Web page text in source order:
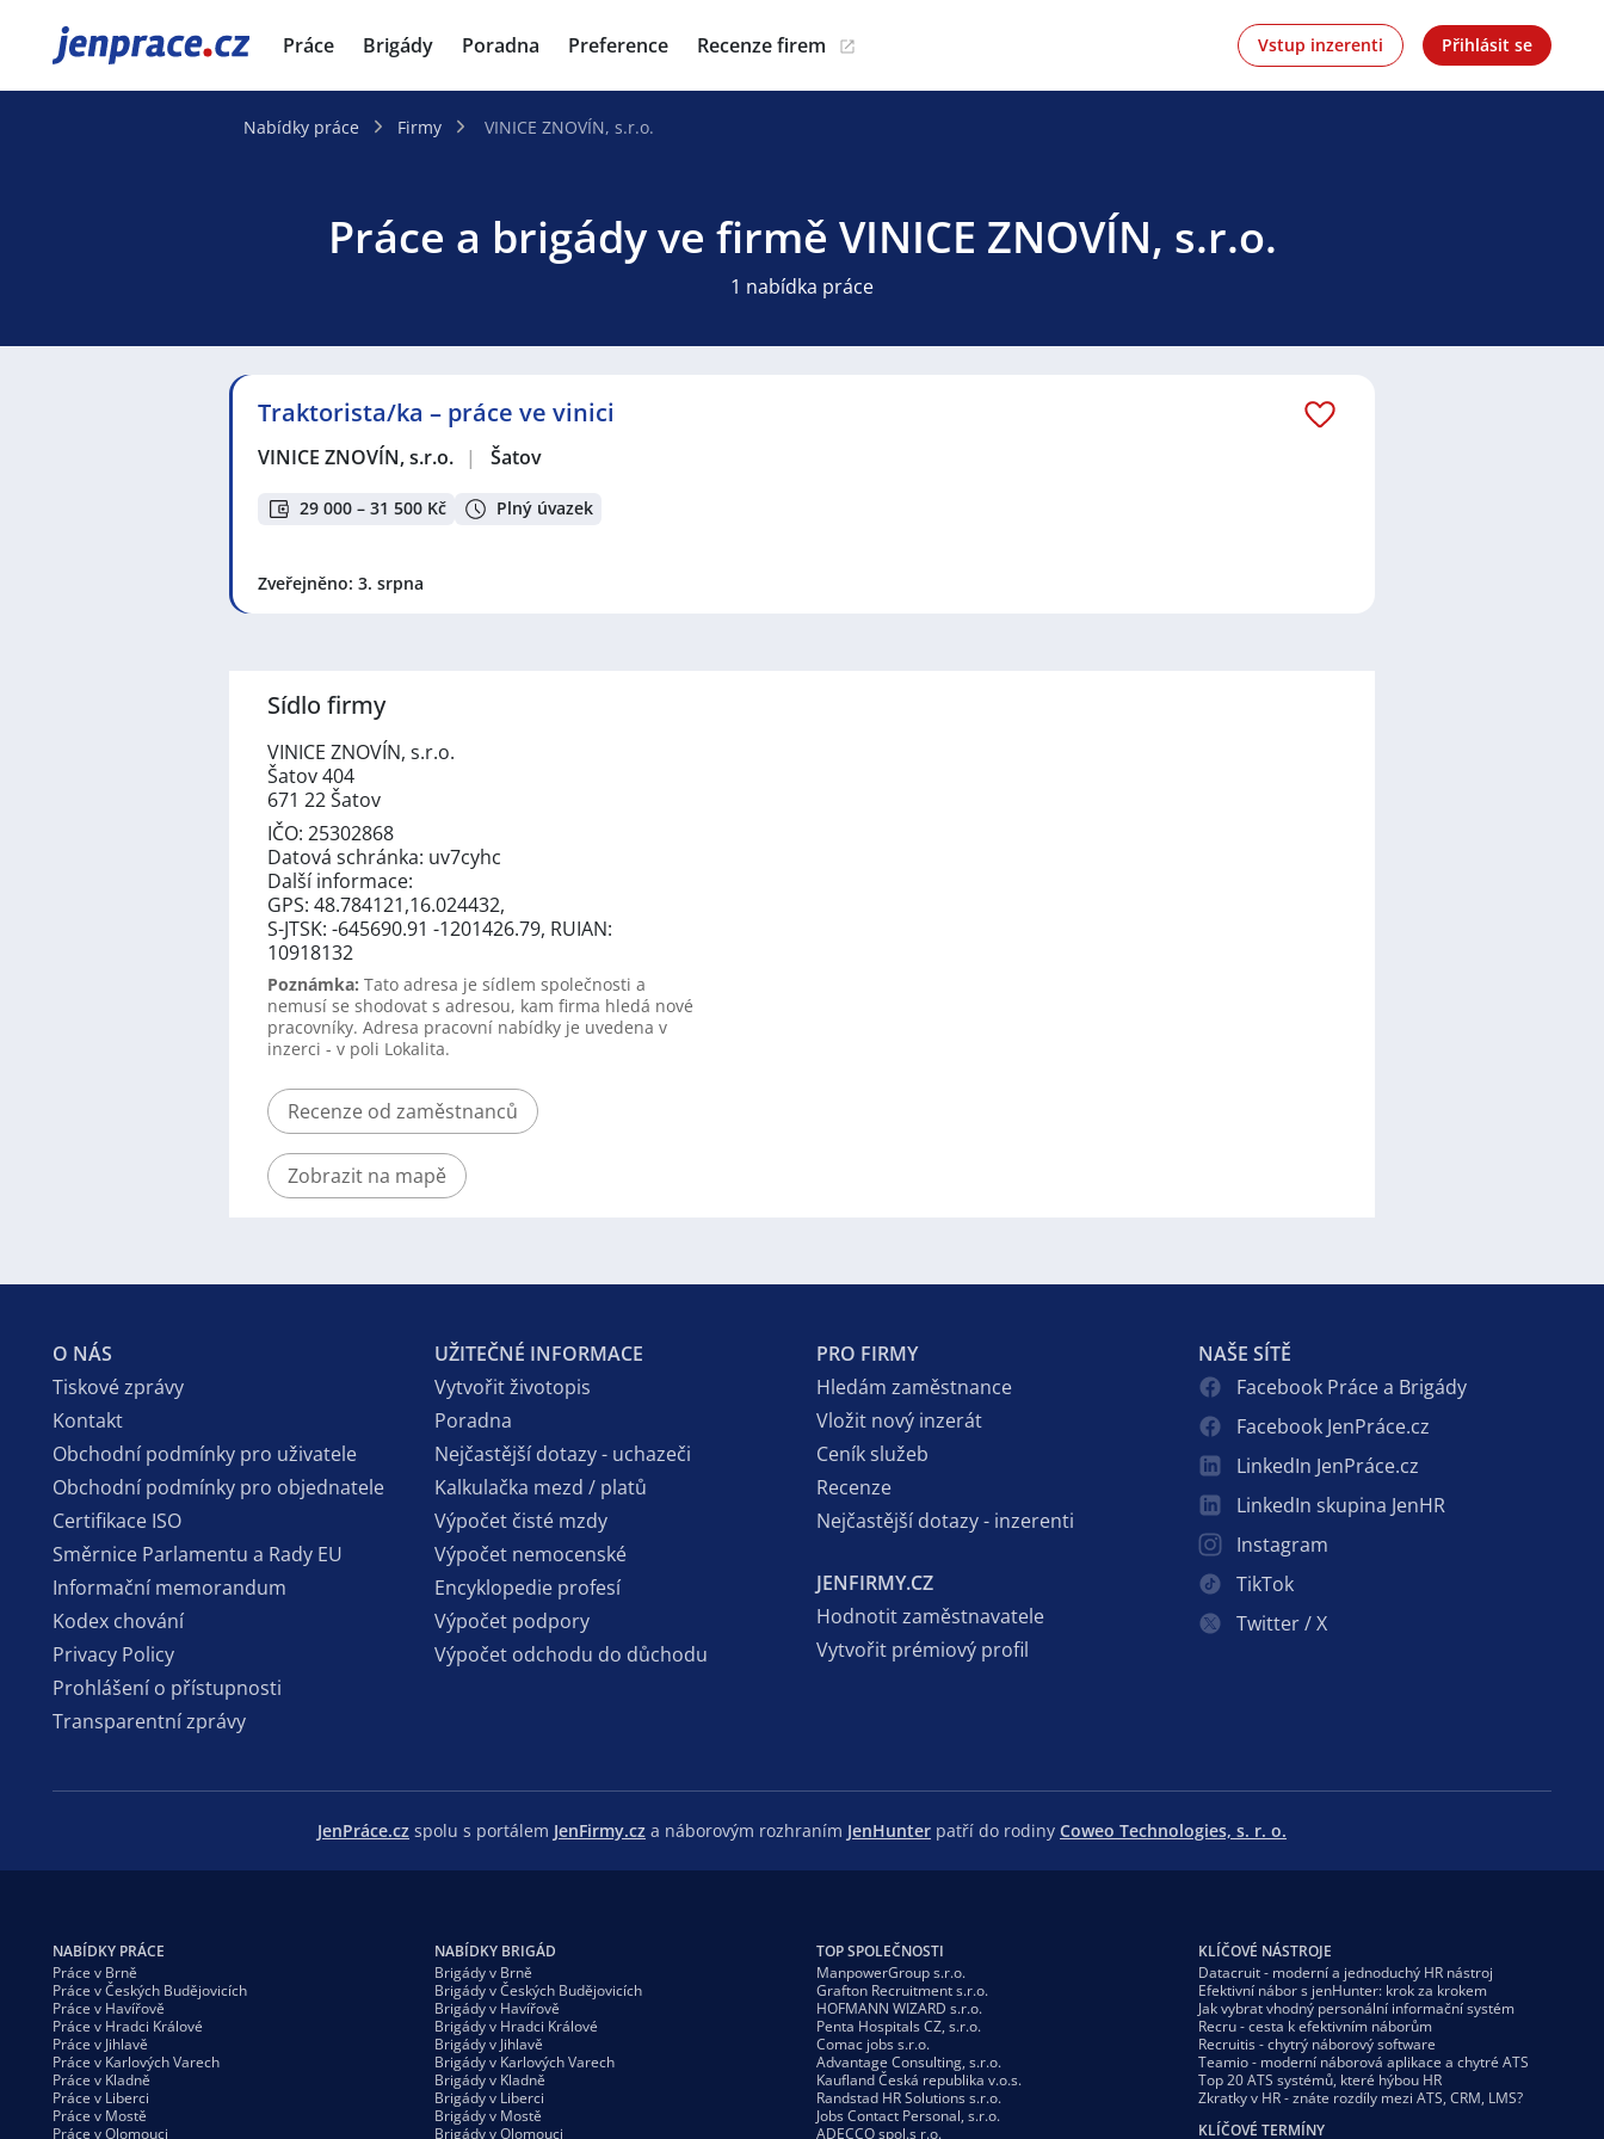
JenPráce.cz Práce Brigády Poradna Preference Recenze firem Vstup inzerenti Přihlásit se
Nabídky práce Firmy VINICE ZNOVÍN, s.r.o.
Práce a brigády ve firmě VINICE ZNOVÍN, s.r.o.
1 nabídka práce
Traktorista/ka – práce ve vinici
VINICE ZNOVÍN, s.r.o. | Šatov
29 000 – 31 500 Kč Plný úvazek
Zveřejněno: 3. srpna
Sídlo firmy
VINICE ZNOVÍN, s.r.o.
Šatov 404
671 22 Šatov
IČO: 25302868
Datová schránka: uv7cyhc
Další informace:
GPS: 48.784121,16.024432,
S-JTSK: -645690.91 -1201426.79, RUIAN:
10918132
Poznámka: Tato adresa je sídlem společnosti a
nemusí se shodovat s adresou, kam firma hledá nové
pracovníky. Adresa pracovní nabídky je uvedena v
inzerci - v poli Lokalita.
Recenze od zaměstnanců
Zobrazit na mapě
O NÁS
Tiskové zprávy
Kontakt
Obchodní podmínky pro uživatele
Obchodní podmínky pro objednatele
Certifikace ISO
Směrnice Parlamentu a Rady EU
Informační memorandum
Kodex chování
Privacy Policy
Prohlášení o přístupnosti
Transparentní zprávy
UŽITEČNÉ INFORMACE
Vytvořit životopis
Poradna
Nejčastější dotazy - uchazeči
Kalkulačka mezd / platů
Výpočet čisté mzdy
Výpočet nemocenské
Encyklopedie profesí
Výpočet podpory
Výpočet odchodu do důchodu
PRO FIRMY
Hledám zaměstnance
Vložit nový inzerát
Ceník služeb
Recenze
Nejčastější dotazy - inzerenti
JENFIRMY.CZ
Hodnotit zaměstnavatele
Vytvořit prémiový profil
NAŠE SÍTĚ
Facebook Práce a Brigády
Facebook JenPráce.cz
LinkedIn JenPráce.cz
LinkedIn skupina JenHR
Instagram
TikTok
Twitter / X
JenPráce.cz spolu s portálem JenFirmy.cz a náborovým rozhraním JenHunter patří do rodiny Coweo Technologies, s. r. o.
NABÍDKY PRÁCE
Práce v Brně
Práce v Českých Budějovicích
Práce v Havířově
Práce v Hradci Králové
Práce v Jihlavě
Práce v Karlových Varech
Práce v Kladně
Práce v Liberci
Práce v Mostě
Práce v Olomouci
NABÍDKY BRIGÁD
Brigády v Brně
Brigády v Českých Budějovicích
Brigády v Havířově
Brigády v Hradci Králové
Brigády v Jihlavě
Brigády v Karlových Varech
Brigády v Kladně
Brigády v Liberci
Brigády v Mostě
Brigády v Olomouci
TOP SPOLEČNOSTI
ManpowerGroup s.r.o.
Grafton Recruitment s.r.o.
HOFMANN WIZARD s.r.o.
Penta Hospitals CZ, s.r.o.
Comac jobs s.r.o.
Advantage Consulting, s.r.o.
Kaufland Česká republika v.o.s.
Randstad HR Solutions s.r.o.
Jobs Contact Personal, s.r.o.
ADECCO spol.s r.o.
KLÍČOVÉ NÁSTROJE
Datacruit - moderní a jednoduchý HR nástroj
Efektivní nábor s jenHunter: krok za krokem
Jak vybrat vhodný personální informační systém
Recru - cesta k efektivním náborům
Recruitis - chytrý náborový software
Teamio - moderní náborová aplikace a chytré ATS
Top 20 ATS systémů, které hýbou HR
Zkratky v HR - znáte rozdíly mezi ATS, CRM, LMS?
KLÍČOVÉ TERMÍNY